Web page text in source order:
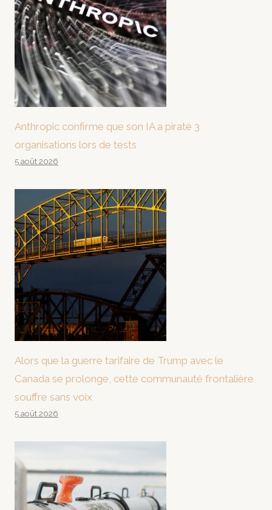
Anthropic confirme que son IA a piraté 3
organisations lors de tests
5 août 2026
Alors que la guerre tarifaire de Trump avec le
Canada se prolonge, cette communauté frontalière
souffre sans voix
5 août 2026